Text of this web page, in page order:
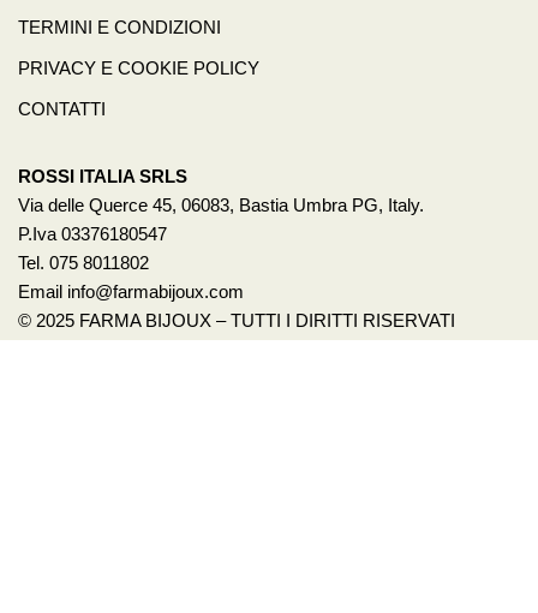
TERMINI E CONDIZIONI
PRIVACY E COOKIE POLICY
CONTATTI
ROSSI ITALIA SRLS
Via delle Querce 45, 06083, Bastia Umbra PG, Italy.
P.Iva 03376180547
Tel. 075 8011802
Email info@farmabijoux.com
© 2025 FARMA BIJOUX – TUTTI I DIRITTI RISERVATI